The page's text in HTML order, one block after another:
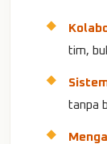
tim,
tanpa